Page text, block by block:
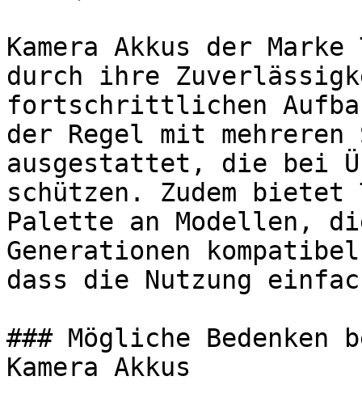
Kamera Akkus der
durch ihre
fortschrittlichen
der Regel mit mehreren
ausgestattet, die bei
schützen. Zudem
Palette an Modellen,
Generationen
dass die Nutzung
### Mögliche Bedenken
Kamera Akkus